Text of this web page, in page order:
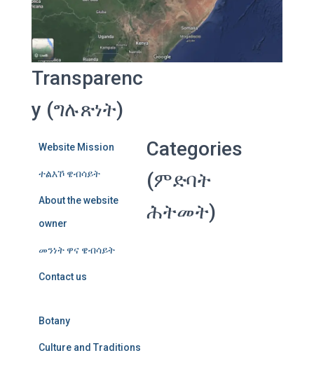
Transparenc
y (ግሉጽነት)
Website Mission
ተልእኾ ዌብሳይት
About the website
owner
መንነት ዋና ዌብሳይት
Contact us
Categories
(ምድባት
ሕትመት)
Botany
Culture and Traditions